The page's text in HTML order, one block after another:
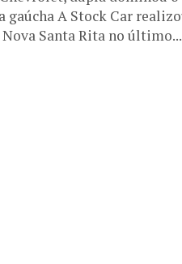
gaúcha A Stock Car
Santa Rita no último...